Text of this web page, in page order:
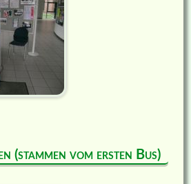
(stammen vom ersten Bus)